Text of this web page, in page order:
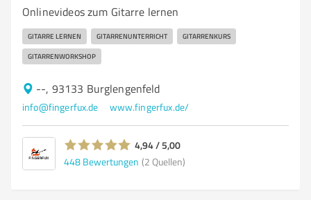
Onlinevideos zum Gitarre lernen
GITARRE LERNEN GITARRENUNTERRICHT GITARRENKURS
GITARRENWORKSHOP
--, 93133 Burglengenfeld
info@fingerfux.de www.fingerfux.de/
4,94 / 5,00
448 Bewertungen (2 Quellen)